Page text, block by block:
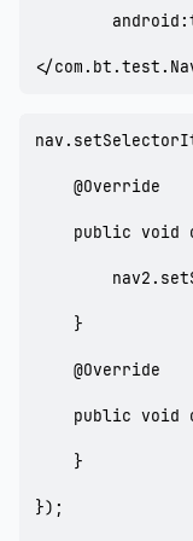
</
    @Override
public void
    }
    @Override
public void
    }
});